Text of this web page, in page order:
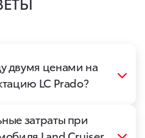
двумя ценами на
LC Prado?
затраты при